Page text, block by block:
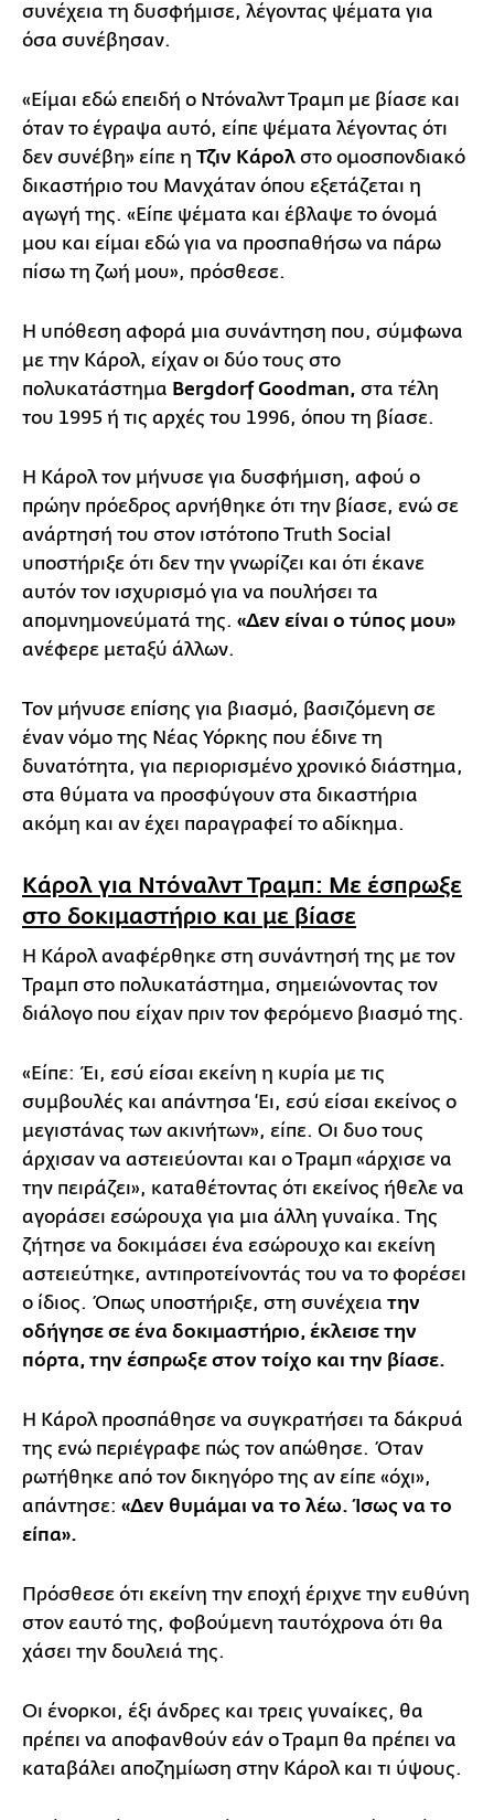
συνέχεια τη δυσφήμισε, λέγοντας ψέματα για
όσα συνέβησαν.
«Είμαι εδώ επειδή ο Ντόναλντ Τραμπ με βίασε και
όταν το έγραψα αυτό, είπε ψέματα λέγοντας ότι
δεν συνέβη» είπε η Τζιν Κάρολ στο ομοσπονδιακό
δικαστήριο του Μανχάταν όπου εξετάζεται η
αγωγή της. «Είπε ψέματα και έβλαψε το όνομά
μου και είμαι εδώ για να προσπαθήσω να πάρω
πίσω τη ζωή μου», πρόσθεσε.
Η υπόθεση αφορά μια συνάντηση που, σύμφωνα
με την Κάρολ, είχαν οι δύο τους στο
πολυκατάστημα Bergdorf Goodman, στα τέλη
του 1995 ή τις αρχές του 1996, όπου τη βίασε.
Η Κάρολ τον μήνυσε για δυσφήμιση, αφού ο
πρώην πρόεδρος αρνήθηκε ότι την βίασε, ενώ σε
ανάρτησή του στον ιστότοπο Truth Social
υποστήριξε ότι δεν την γνωρίζει και ότι έκανε
αυτόν τον ισχυρισμό για να πουλήσει τα
απομνημονεύματά της. «Δεν είναι ο τύπος μου»
ανέφερε μεταξύ άλλων.
Τον μήνυσε επίσης για βιασμό, βασιζόμενη σε
έναν νόμο της Νέας Υόρκης που έδινε τη
δυνατότητα, για περιορισμένο χρονικό διάστημα,
στα θύματα να προσφύγουν στα δικαστήρια
ακόμη και αν έχει παραγραφεί το αδίκημα.
Κάρολ για Ντόναλντ Τραμπ: Με έσπρωξε
στο δοκιμαστήριο και με βίασε
Η Κάρολ αναφέρθηκε στη συνάντησή της με τον
Τραμπ στο πολυκατάστημα, σημειώνοντας τον
διάλογο που είχαν πριν τον φερόμενο βιασμό της.
«Είπε: Έι, εσύ είσαι εκείνη η κυρία με τις
συμβουλές και απάντησα ‘Ει, εσύ είσαι εκείνος ο
μεγιστάνας των ακινήτων», είπε. Οι δυο τους
άρχισαν να αστειεύονται και ο Τραμπ «άρχισε να
την πειράζει», καταθέτοντας ότι εκείνος ήθελε να
αγοράσει εσώρουχα για μια άλλη γυναίκα. Της
ζήτησε να δοκιμάσει ένα εσώρουχο και εκείνη
αστειεύτηκε, αντιπροτείνοντάς του να το φορέσει
ο ίδιος. Όπως υποστήριξε, στη συνέχεια την
οδήγησε σε ένα δοκιμαστήριο, έκλεισε την
πόρτα, την έσπρωξε στον τοίχο και την βίασε.
Η Κάρολ προσπάθησε να συγκρατήσει τα δάκρυά
της ενώ περιέγραφε πώς τον απώθησε. Όταν
ρωτήθηκε από τον δικηγόρο της αν είπε «όχι»,
απάντησε: «Δεν θυμάμαι να το λέω. Ίσως να το
είπα».
Πρόσθεσε ότι εκείνη την εποχή έριχνε την ευθύνη
στον εαυτό της, φοβούμενη ταυτόχρονα ότι θα
χάσει την δουλειά της.
Οι ένορκοι, έξι άνδρες και τρεις γυναίκες, θα
πρέπει να αποφανθούν εάν ο Τραμπ θα πρέπει να
καταβάλει αποζημίωση στην Κάρολ και τι ύψους.